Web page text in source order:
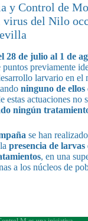
y Control de
virus del Nilo
28 de julio al 1 de
puntos previamente
larvario en el
ninguno de ellos
estas actuaciones no
ningún
se han
presencia de larvas
, en una
a los núcleos de